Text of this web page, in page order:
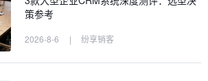
策参考
2026-8-6 | 纷享销客